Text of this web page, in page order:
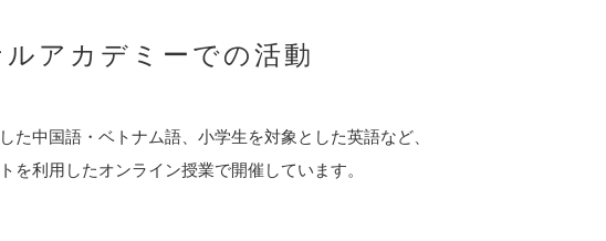
アカデミーでの活動
た中国語・ベトナム語、小学生を対象とした英語など、
を利用したオンライン授業で開催しています。